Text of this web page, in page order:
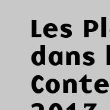
Les
dans